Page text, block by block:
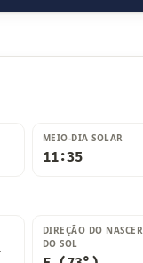
MEIO-DIA SOLAR
11:35
DIREÇÃO DO NASCER
DO SOL